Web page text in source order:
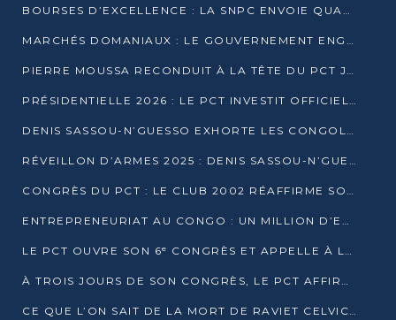
BOURSES D’EXCELLENCE : LA SNPC ENVOIE QUATRE NOUVEAUX TALENTS CONGOLAIS SE FORMER À BAKOU
MARCHÉS DOMANIAUX : LE GOUVERNEMENT ENGAGE LA STRUCTURATION DES TAXES D’ASSAINISSEMENT
PIERRE MOUSSA RECONDUIT À LA TÊTE DU PCT JUSQU’EN 2031
PRÉSIDENTIELLE 2026 : LE PCT INVESTIT OFFICIELLEMENT DENIS SASSOU NGUESSO
DENIS SASSOU-N’GUESSO EXHORTE LES CONGOLAIS À L’UNITÉ ET AU FAIR-PLAY DÉMOCRATIQUE EN 2026
RÉVEILLON D’ARMES 2025 : DENIS SASSOU-N’GUESSO GARANTIT DES ÉLECTIONS 2026 PAISIBLES ET SÉCURISÉES
CONGRÈS DU PCT : LE CLUB 2002 RÉAFFIRME SON SOUTIEN À DENIS SASSOU-N’GUESSO POUR 2026
ENTREPRENEURIAT AU CONGO : UN MILLION D’EUROS POUR FINANCER LES STARTUPS DÈS 2026
LE PCT OUVRE SON 6ᵉ CONGRÈS ET APPELLE À LA CANDIDATURE DE DENIS SASSOU NGUESSO
À TROIS JOURS DE SON CONGRÈS, LE PCT AFFIRME AVOIR ATTEINT TOUS SES OBJECTIFS
CE QUE L’ON SAIT DE LA MORT DE RAVIET CELVIC N’TSIANTSIE